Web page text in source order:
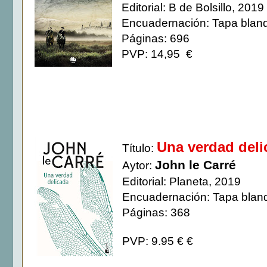
Editorial: B de Bolsillo, 2019
Encuadernación: Tapa
Páginas: 696
PVP: 14,95 €
Título: Una verdad
Aytor: John le Carré
Editorial: Planeta, 2019
Encuadernación: Tapa
Páginas: 368
PVP: 9.95 € €